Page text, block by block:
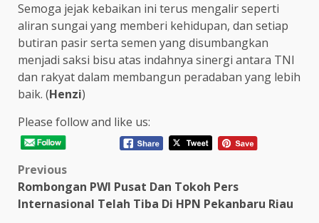
Semoga jejak kebaikan ini terus mengalir seperti
aliran sungai yang memberi kehidupan, dan setiap
butiran pasir serta semen yang disumbangkan
menjadi saksi bisu atas indahnya sinergi antara TNI
dan rakyat dalam membangun peradaban yang lebih
baik. (Henzi)
Please follow and like us:
Post
navigation
Previous
Rombongan PWI Pusat Dan Tokoh Pers
Internasional Telah Tiba Di HPN Pekanbaru Riau